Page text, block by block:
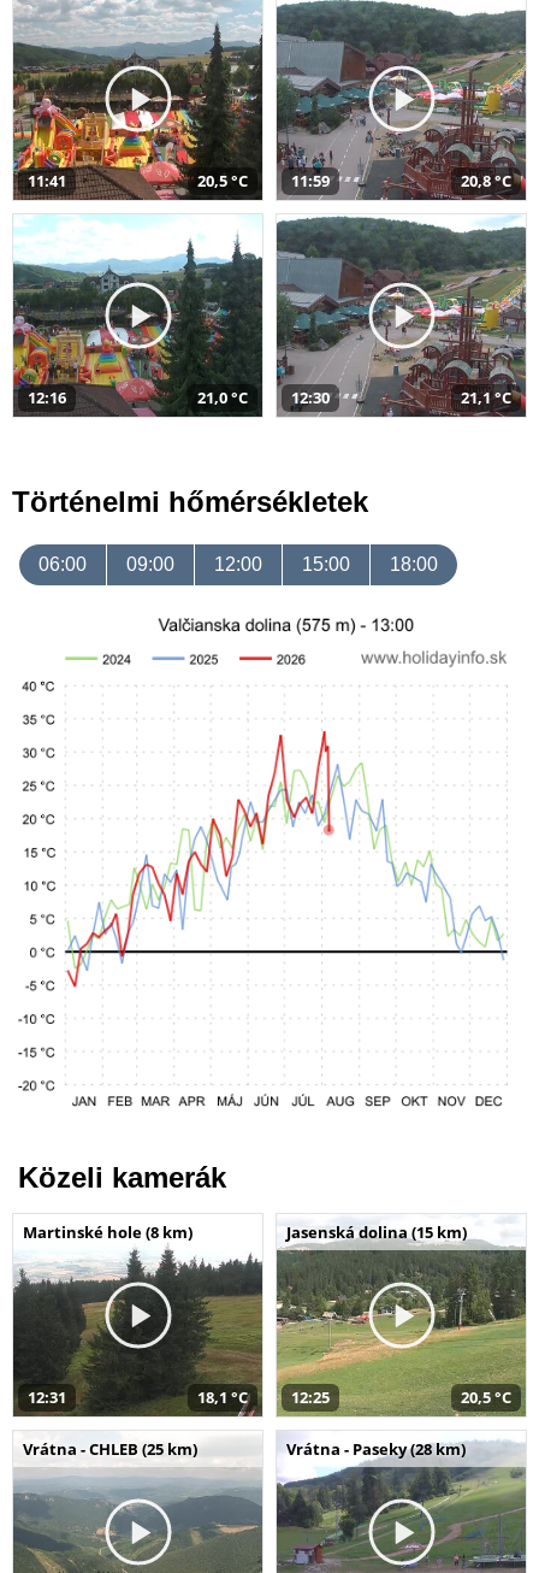
11:41 20,5 °C 11:59 20,8 °C
12:16 21,0 °C 12:30 21,1 °C
Történelmi hőmérsékletek
06:00 09:00 12:00 15:00 18:00
Közeli kamerák
Martinské hole (8 km)
12:31 18,1 °C
Jasenská dolina (15 km)
12:25 20,5 °C
Vrátna - CHLEB (25 km) Vrátna - Paseky (28 km)